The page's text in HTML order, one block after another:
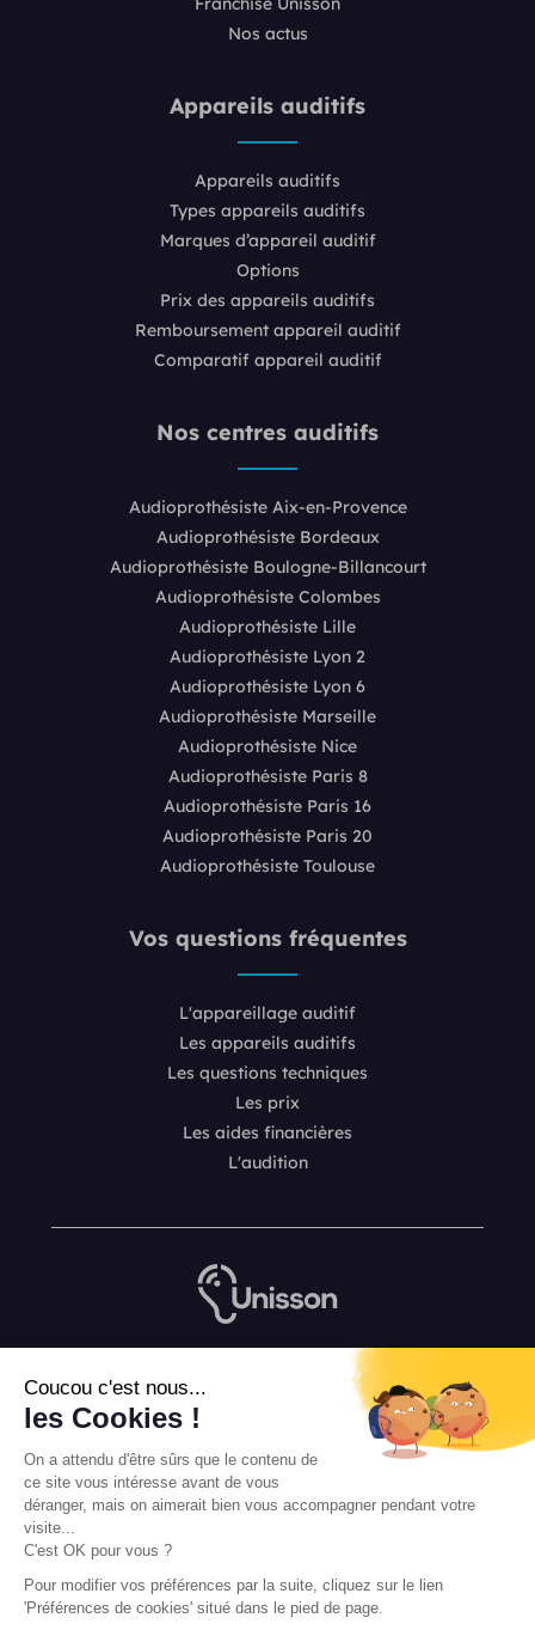
Coucou c'est nous...
les Cookies !
On a attendu d'être sûrs que le contenu de
ce site vous intéresse avant de vous
déranger, mais on aimerait bien vous accompagner pendant votre
visite...
C'est OK pour vous ?
Pour modifier vos préférences par la suite, cliquez sur le lien
'Préférences de cookies' situé dans le pied de page.
Nos actus
Appareils auditifs
Appareils auditifs
Types appareils auditifs
Marques d’appareil auditif
Options
Prix des appareils auditifs
Remboursement appareil auditif
Comparatif appareil auditif
Nos centres auditifs
Audioprothésiste Aix-en-Provence
Audioprothésiste Bordeaux
Audioprothésiste Boulogne-Billancourt
Audioprothésiste Colombes
Audioprothésiste Lille
Audioprothésiste Lyon 2
Audioprothésiste Lyon 6
Audioprothésiste Marseille
Audioprothésiste Nice
Audioprothésiste Paris 8
Audioprothésiste Paris 16
Audioprothésiste Paris 20
Audioprothésiste Toulouse
Vos questions fréquentes
L'appareillage auditif
Les appareils auditifs
Les questions techniques
Les prix
Les aides financières
L'audition
L’équipe de rédaction Unisson
Conditions Générales de Vente